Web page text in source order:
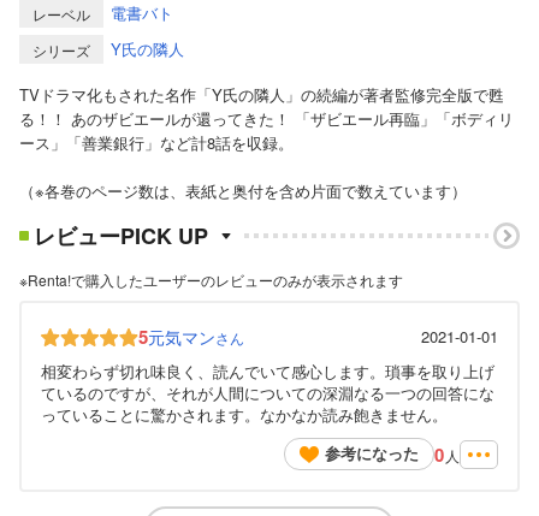
レーベル 電書バト
シリーズ
Y氏の隣人
TVドラマ化もされた名作「Y氏の隣人」の続編が著者監修完全版で甦
る！！ あのザビエールが還ってきた！ 「ザビエール再臨」「ボディリ
ース」「善業銀行」など計8話を収録。
（※各巻のページ数は、表紙と奥付を含め片面で数えています）
レビューPICK UP
※Renta!で購入したユーザーのレビューのみが表示されます
5元気マンさん
2021-01-01
相変わらず切れ味良く、読んでいて感心します。瑣事を取り上げ
ているのですが、それが人間についての深淵なる一つの回答にな
っていることに驚かされます。なかなか読み飽きません。
参考になった
0 人